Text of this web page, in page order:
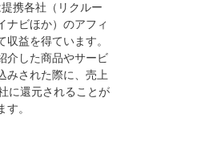
携各社（リクルー
ナビほか）のアフィ
収益を得ています。
介した商品やサービ
みされた際に、売上
に還元されることが
す。